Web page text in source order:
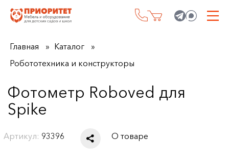
Главная
Каталог
Робототехника и конструкторы
Фотометр Roboved для
Spike
Артикул: 93396 О товаре